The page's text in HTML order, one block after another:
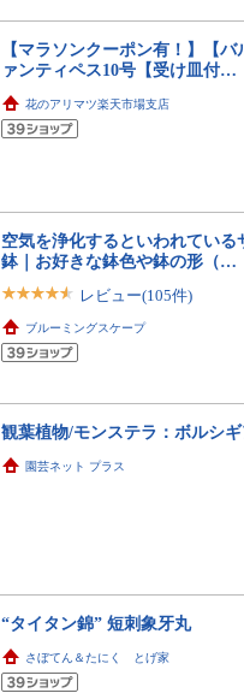
【マラソンクーポン有！】【
ァンティペス10号【受け皿付…
花のアリマツ楽天市場支店
空気を浄化するといわれてい
鉢｜お好きな鉢色や鉢の形（…
レビュー(105件)
ブルーミングスケープ
観葉植物/モンステラ：ボルシ
園芸ネット プラス
“タイタン錦” 短刺象牙丸
さぼてん＆たにく とげ家